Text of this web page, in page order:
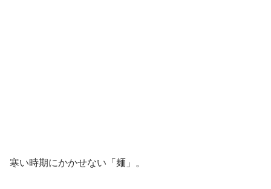
寒い時期にかかせない「麺」。